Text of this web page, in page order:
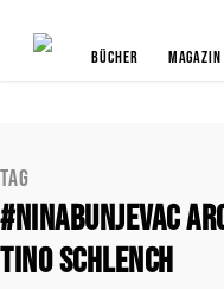
Bücher Magazin
Tag
#NinaBunjevac
Tino Schlench